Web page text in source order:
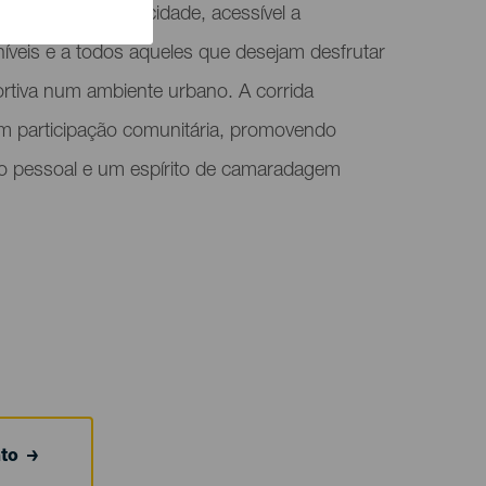
pelas ruas da cidade, acessível a
e a todos aqueles que desejam desfrutar
num ambiente urbano. A corrida
participação comunitária, promovendo
pessoal e um espírito de camaradagem